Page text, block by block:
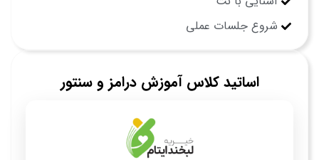
شروع جلسات عملی
اساتید کلاس آموزش درامز و سنتور